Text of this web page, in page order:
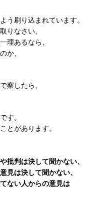
う刷り込まれています。
りなさい、
理あるなら、
か、
察したら、
す。
とがあります。
批判は決して聞かない、
見は決して聞かない、
ない人からの意見は